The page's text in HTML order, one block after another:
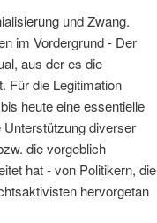
und Zwang.
im Vordergrund - Der
aus der es die
Für die Legitimation
heute eine essentielle
diverser
die vorgeblich
hat - von Politikern, die
hervorgetan